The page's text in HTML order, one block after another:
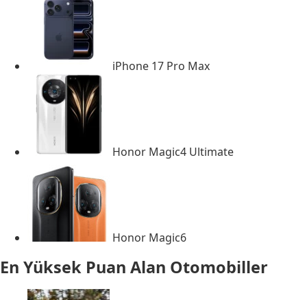
iPhone 17 Pro Max
Honor Magic4 Ultimate
Honor Magic6
En Yüksek Puan Alan Otomobiller